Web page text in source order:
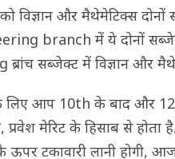
और मैथेमेटिक्स दोनों
branch में ये दोनों
सब्जेक्ट में विज्ञान और
आप 10th के बाद और 12
मेरिट के हिसाब से होता
टकावारी लानी होगी,